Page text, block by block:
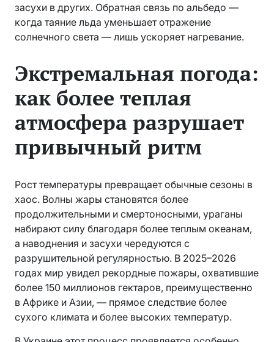
засухи в других. Обратная связь по альбедо —
когда таяние льда уменьшает отражение
солнечного света — лишь ускоряет нагревание.
Экстремальная погода:
как более теплая
атмосфера разрушает
привычный ритм
Рост температуры превращает обычные сезоны в
хаос. Волны жары становятся более
продолжительными и смертоносными, ураганы
набирают силу благодаря более теплым океанам,
а наводнения и засухи чередуются с
разрушительной регулярностью. В 2025–2026
годах мир увидел рекордные пожары, охватившие
более 150 миллионов гектаров, преимущественно
в Африке и Азии, — прямое следствие более
сухого климата и более высоких температур.